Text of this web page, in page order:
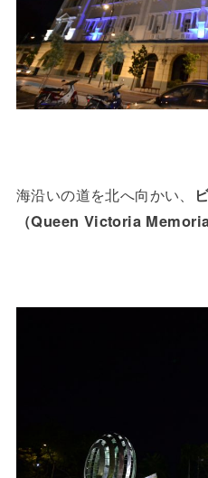
海沿いの道を北へ向かい、
（Queen Victoria